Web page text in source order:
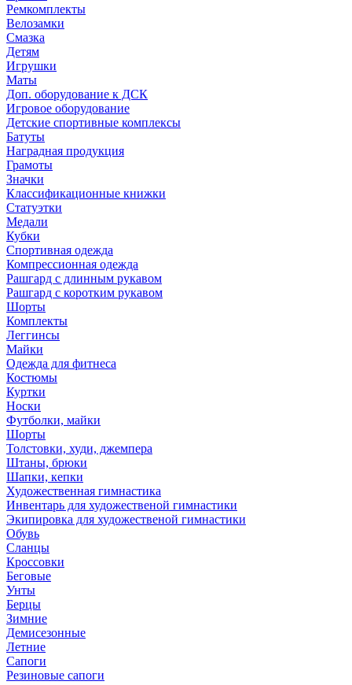
Ремкомплекты
Велозамки
Смазка
Детям
Игрушки
Маты
Доп. оборудование к ДСК
Игровое оборудование
Детские спортивные комплексы
Батуты
Наградная продукция
Грамоты
Значки
Классификационные книжки
Статуэтки
Медали
Кубки
Спортивная одежда
Компрессионная одежда
Рашгард с длинным рукавом
Рашгард с коротким рукавом
Шорты
Комплекты
Леггинсы
Майки
Одежда для фитнеса
Костюмы
Куртки
Носки
Футболки, майки
Шорты
Толстовки, худи, джемпера
Штаны, брюки
Шапки, кепки
Художественная гимнастика
Инвентарь для художественой гимнастики
Экипировка для художественой гимнастики
Обувь
Сланцы
Кроссовки
Беговые
Унты
Берцы
Зимние
Демисезонные
Летние
Сапоги
Резиновые сапоги